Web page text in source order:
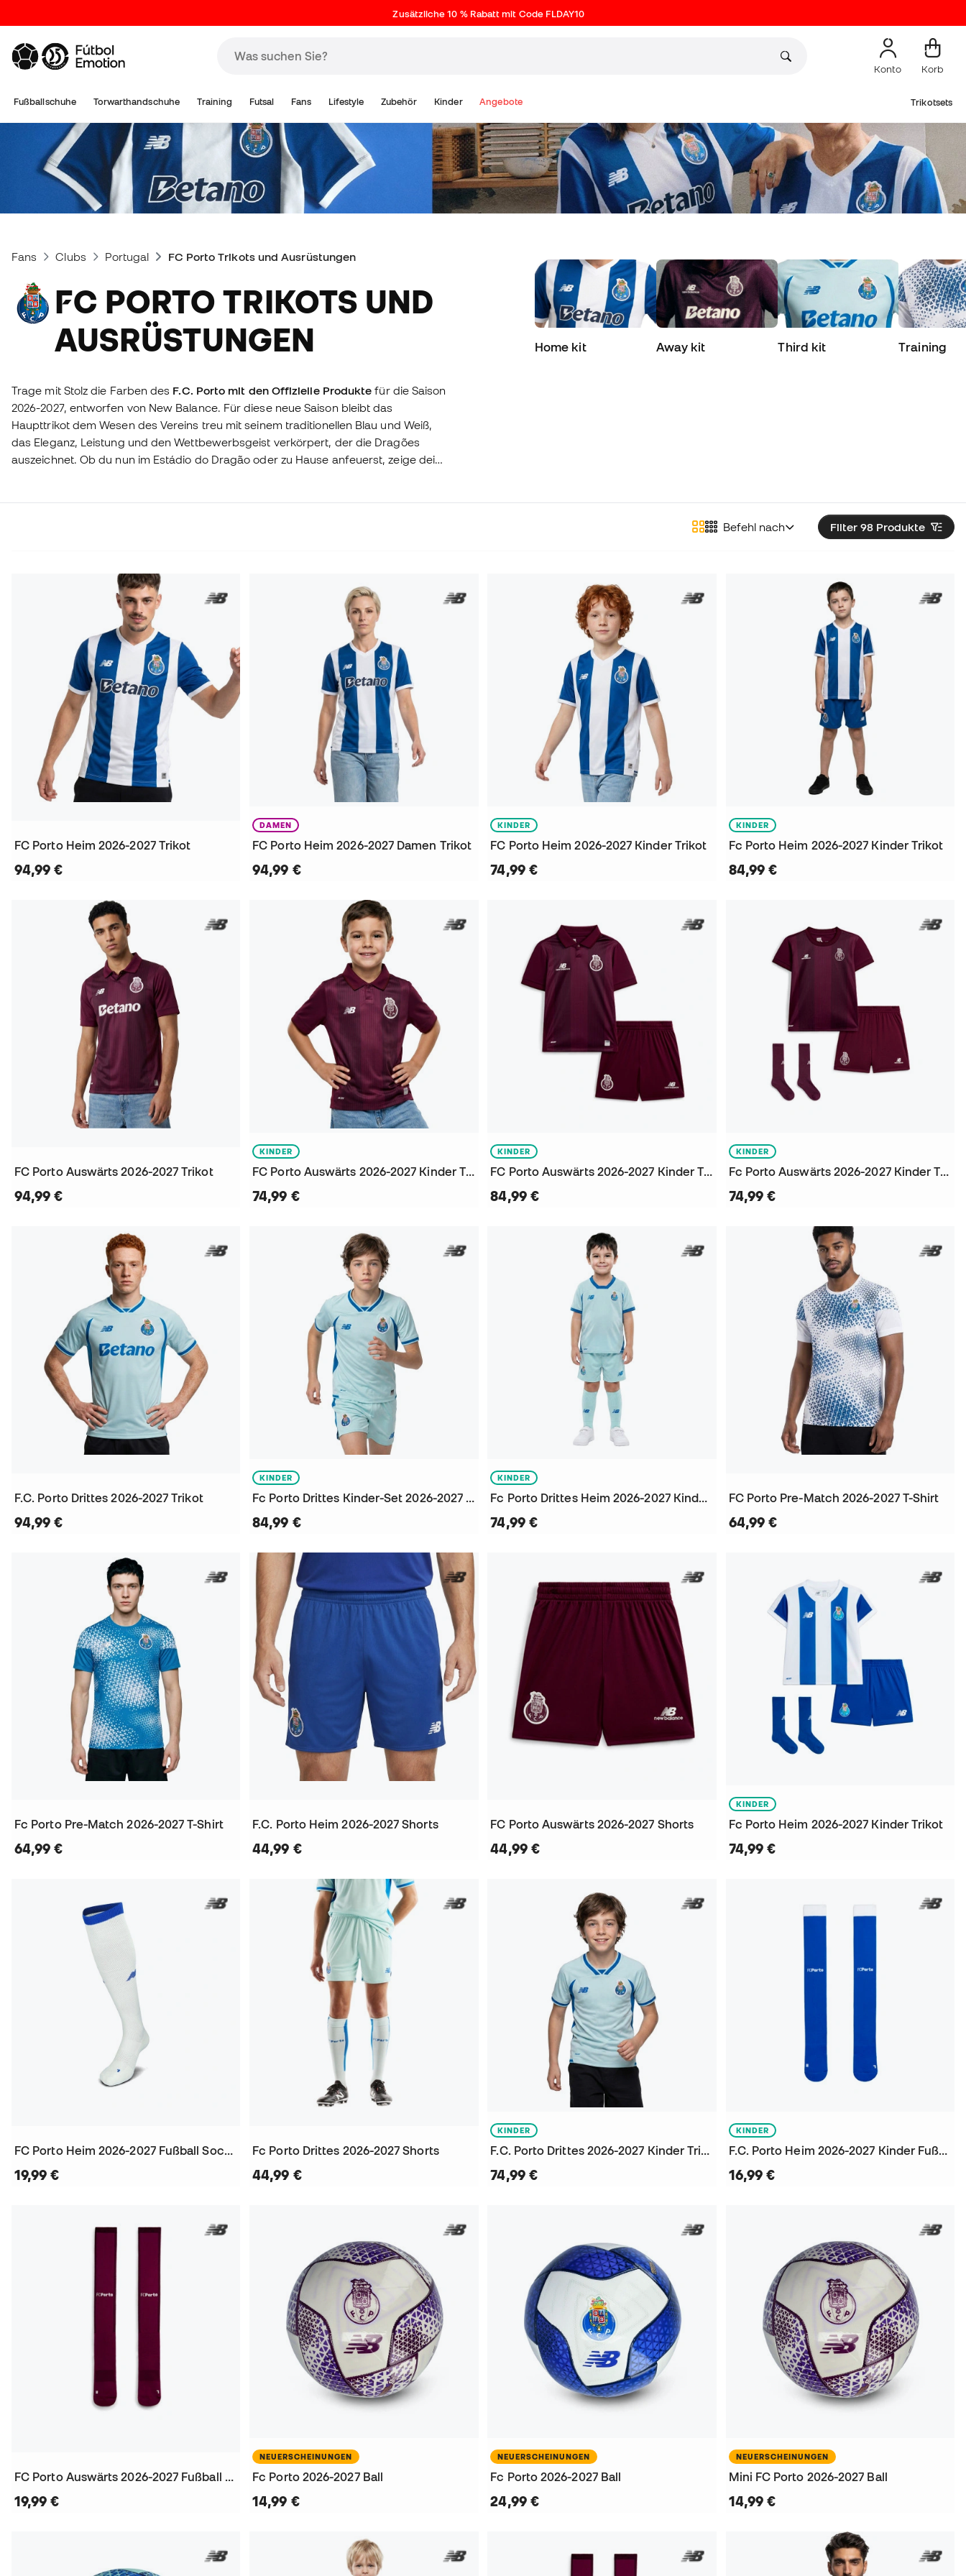
Zusätzliche 10 % Rabatt mit Code FLDAY10
Konto Korb
Fußballschuhe Torwarthandschuhe Training Futsal Fans Lifestyle Zubehör Kinder Angebote Trikotsets
Fans Clubs Portugal FC Porto Trikots und Ausrüstungen
FC PORTO TRIKOTS UND
AUSRÜSTUNGEN
Trage mit Stolz die Farben des F.C. Porto mit den Offizielle Produkte für die Saison
2026-2027, entworfen von New Balance. Für diese neue Saison bleibt das
Haupttrikot dem Wesen des Vereins treu mit seinem traditionellen Blau und Weiß,
das Eleganz, Leistung und den Wettbewerbsgeist verkörpert, der die Dragões
auszeichnet. Ob du nun im Estádio do Dragão oder zu Hause anfeuerst, zeige deine
Home kit Away kit Third kit Training
Filter 98 Produkte
Befehl nach
FC Porto Heim 2026-2027 Trikot
94,99 €
DAMEN
FC Porto Heim 2026-2027 Damen Trikot
94,99 €
KINDER
FC Porto Heim 2026-2027 Kinder Trikot
74,99 €
KINDER
Fc Porto Heim 2026-2027 Kinder Trikot
84,99 €
FC Porto Auswärts 2026-2027 Trikot
94,99 €
KINDER
FC Porto Auswärts 2026-2027 Kinder Trikot
74,99 €
KINDER
FC Porto Auswärts 2026-2027 Kinder Trikot
84,99 €
KINDER
Fc Porto Auswärts 2026-2027 Kinder Trikot
74,99 €
F.C. Porto Drittes 2026-2027 Trikot
94,99 €
KINDER
Fc Porto Drittes Kinder-Set 2026-2027 Trikot
84,99 €
KINDER
Fc Porto Drittes Heim 2026-2027 Kinder Trikot
74,99 €
FC Porto Pre-Match 2026-2027 T-Shirt
64,99 €
Fc Porto Pre-Match 2026-2027 T-Shirt
64,99 €
F.C. Porto Heim 2026-2027 Shorts
44,99 €
FC Porto Auswärts 2026-2027 Shorts
44,99 €
KINDER
Fc Porto Heim 2026-2027 Kinder Trikot
74,99 €
FC Porto Heim 2026-2027 Fußball Socken
19,99 €
Fc Porto Drittes 2026-2027 Shorts
44,99 €
KINDER
F.C. Porto Drittes 2026-2027 Kinder Trikot
74,99 €
KINDER
F.C. Porto Heim 2026-2027 Kinder Fußball Socken
16,99 €
FC Porto Auswärts 2026-2027 Fußball Socken
19,99 €
NEUERSCHEINUNGEN
Fc Porto 2026-2027 Ball
14,99 €
NEUERSCHEINUNGEN
Fc Porto 2026-2027 Ball
24,99 €
NEUERSCHEINUNGEN
Mini FC Porto 2026-2027 Ball
14,99 €